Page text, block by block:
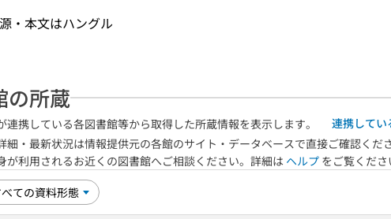
・本文はハングル
の所蔵
連携している各図書館等から取得した所蔵情報を表示します。
連携してい
細・最新状況は情報提供元の各館のサイト・データベースで直接ご確認く
が利用されるお近くの図書館へご相談ください。詳細は ヘルプ をご覧くださ